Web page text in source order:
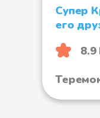
Супер
его